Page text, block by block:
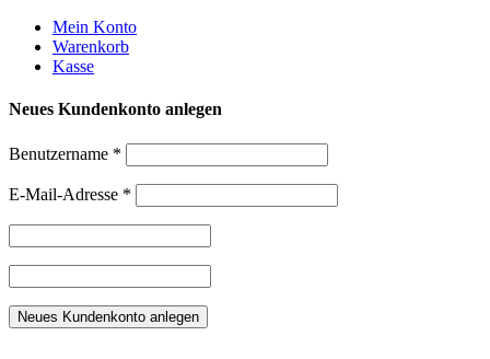
Weiter
zum
Inhalt
Mein Konto
Warenkorb
Kasse
Neues Kundenkonto anlegen
Benutzername *
E-Mail-Adresse *